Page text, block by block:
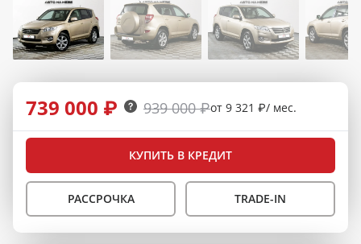
739 000 ₽ 939 000 ₽от 9 321 ₽/ мес.
КУПИТЬ В КРЕДИТ
РАССРОЧКА TRADE-IN